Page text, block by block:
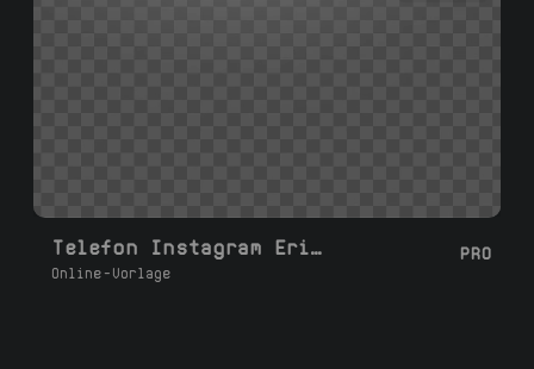
Telefon Instagram Erinnerung
Online-Vorlage
PRO